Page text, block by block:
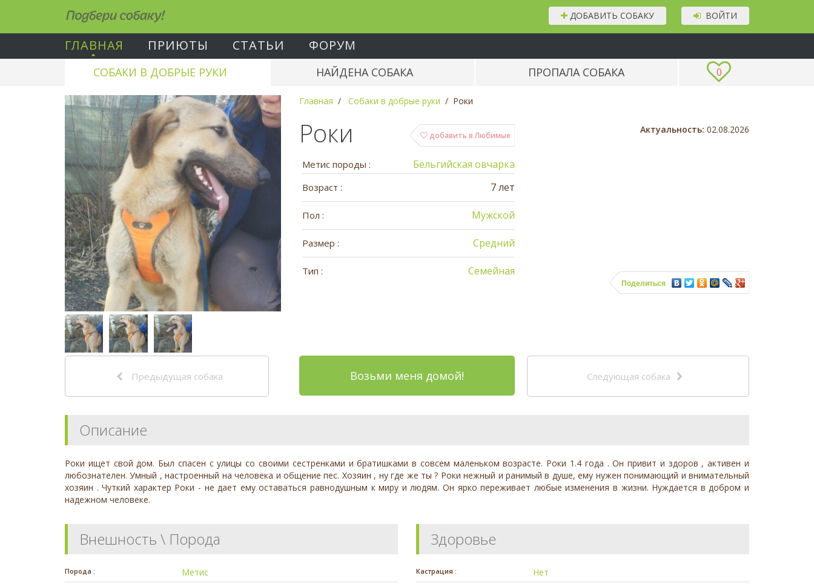
Подбери собаку! ВОЙТИ
ДОБАВИТЬ СОБАКУ
ГЛАВНАЯ ПРИЮТЫ СТАТЬИ ФОРУМ
0
СОБАКИ В ДОБРЫЕ РУКИ НАЙДЕНА СОБАКА ПРОПАЛА СОБАКА
Главная Собаки в добрые руки Роки
добавить в Любимые
Роки
Метис породы : Бельгийская овчарка
Возраст : 7 лет
Пол : Мужской
Размер : Средний
Тип : Семейная
Актуальность: 02.08.2026
Поделиться
Предыдущая собака Возьми меня домой! Следующая собака
Описание
Роки ищет свой дом. Был спасен с улицы со своими сестренками и братишками в совсем маленьком возрасте. Роки 1.4 года . Он привит и здоров , активен и
любознателен. Умный , настроенный на человека и общение пес. Хозяин , ну где же ты ? Роки нежный и ранимый в душе, ему нужен понимающий и внимательный
хозяин . Чуткий характер Роки - не дает ему оставаться равнодушным к миру и людям. Он ярко переживает любые изменения в жизни. Нуждается в добром и
надежном человеке.
Внешность \ Порода
Порода : Метис
Здоровье
Кастрация : Нет